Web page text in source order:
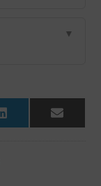
▼
LinkedIn Email